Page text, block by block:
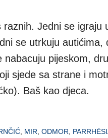
raznih. Jedni se igraju
se utrkuju autićima,
nabacuju pijeskom,
sjede sa strane i
Baš kao djeca.
MIR ODMOR